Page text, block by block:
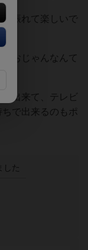
振れて楽しいで
おじゃんなんて
出来て、テレビ
で出来るのもポ
した